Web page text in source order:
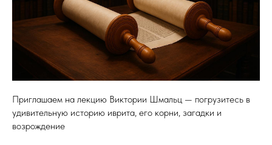
Приглашаем на лекцию Виктории Шмальц — погрузитесь в
удивительную историю иврита, его корни, загадки и
возрождение